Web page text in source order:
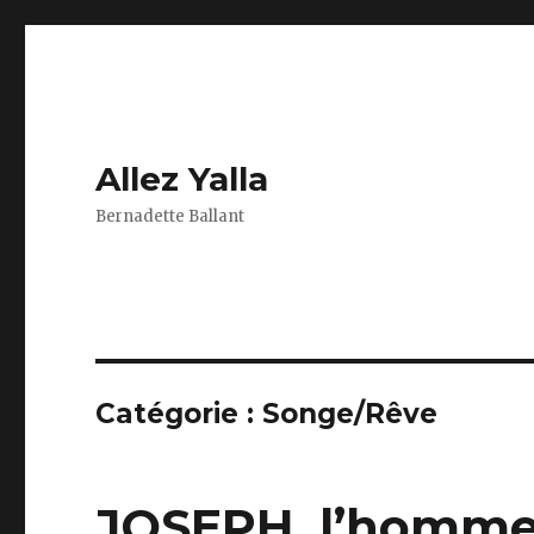
Allez Yalla
Bernadette Ballant
Catégorie : Songe/Rêve